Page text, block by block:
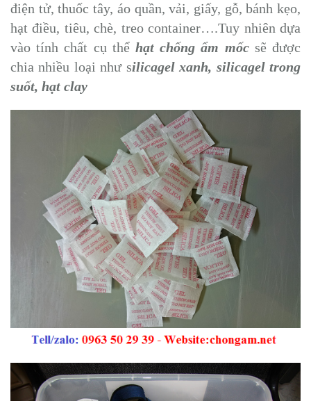
điện tử, thuốc tây, áo quần, vải, giấy, gỗ, bánh kẹo,
hạt điều, tiêu, chè, treo container….Tuy nhiên dựa
vào tính chất cụ thể hạt chống ẩm mốcsẽ được
chia nhiều loại như silicagel xanh, silicagel trong
suốt, hạt clay